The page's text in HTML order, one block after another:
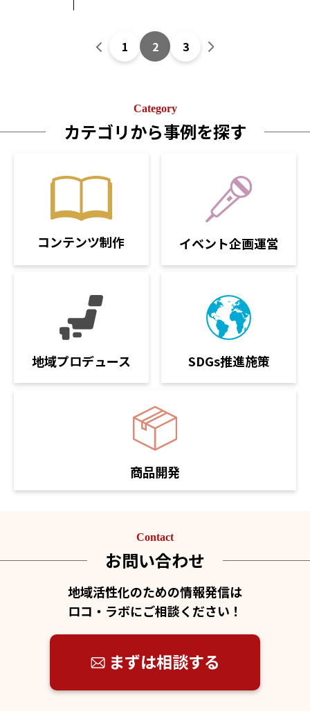
1 2 3
Category
カテゴリから事例を探す
コンテンツ制作 イベント企画運営
地域プロデュース SDGs推進施策
商品開発
Contact
お問い合わせ
地域活性化のための情報発信は
ロコ・ラボにご相談ください！
まずは相談する